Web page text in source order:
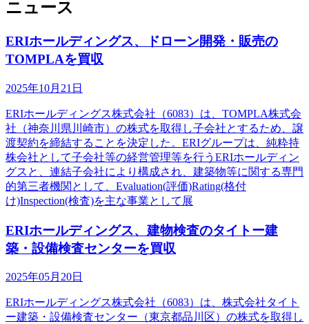
ニュース
ERIホールディングス、ドローン開発・販売の
TOMPLAを買収
2025年10月21日
ERIホールディングス株式会社（6083）は、TOMPLA株式会
社（神奈川県川崎市）の株式を取得し子会社とするため、譲
渡契約を締結することを決定した。ERIグループは、純粋持
株会社として子会社等の経営管理等を行うERIホールディン
グスと、連結子会社により構成され、建築物等に関する専門
的第三者機関として、Evaluation(評価)Rating(格付
け)Inspection(検査)を主な事業として展
ERIホールディングス、建物検査のタイトー建
築・設備検査センターを買収
2025年05月20日
ERIホールディングス株式会社（6083）は、株式会社タイト
ー建築・設備検査センター（東京都品川区）の株式を取得し